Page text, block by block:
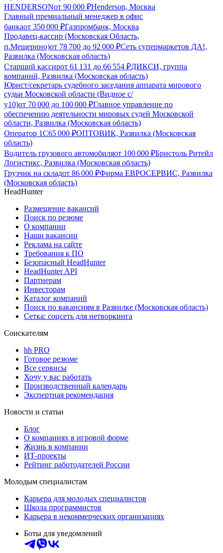
HENDERSONот 90 000 ₽Henderson, Москва
Главный премиальный менеджер в офис
банкаот 350 000 ₽Газпромбанк, Москва
Продавец-кассир (Московская Область,
п.Мещерино)от 78 700 до 92 000 ₽Сеть супермаркетов ДА!,
Развилка (Московская область)
Старший кассирот 61 131 до 66 554 ₽ДИКСИ, группа
компаний, Развилка (Московская область)
Юрист/секретарь судебного заседания аппарата мирового
судьи Московской области (Видное с/
у10)от 70 000 до 100 000 ₽Главное управление по
обеспечению деятельности мировых судей Московской
области, Развилка (Московская область)
Оператор 1С65 000 ₽ОПТОВИК, Развилка (Московская
область)
Водитель грузового автомобиляот 100 000 ₽Бристоль Ритейл
Логистикс, Развилка (Московская область)
Грузчик на складот 86 000 ₽Фирма ЕВРОСЕРВИС, Развилка
(Московская область)
HeadHunter
Размещение вакансий
Поиск по резюме
О компании
Наши вакансии
Реклама на сайте
Требования к ПО
Безопасный HeadHunter
HeadHunter API
Партнерам
Инвесторам
Каталог компаний
Поиск по вакансиям в Развилке (Московская область)
Сетка: соцсеть для нетворкинга
Соискателям
hh PRO
Готовое резюме
Все сервисы
Хочу у вас работать
Производственный календарь
Экспертная рекомендация
Новости и статьи
Блог
О компаниях в игровой форме
Жизнь в компании
ИТ-проекты
Рейтинг работодателей России
Молодым специалистам
Карьера для молодых специалистов
Школа программистов
Карьера в некоммерческих организациях
Боты для уведомлений